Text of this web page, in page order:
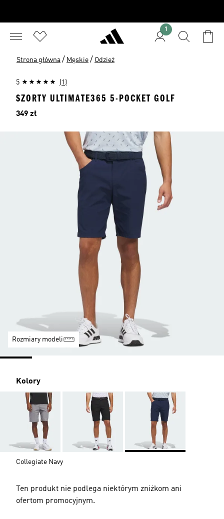
1
Strona główna / Męskie / Odzież
5 (1)
SZORTY ULTIMATE365 5-POCKET GOLF
Cena
349 zł
Rozmiary modeli
Kolory
Collegiate Navy
Ten produkt nie podlega niektórym zniżkom ani
ofertom promocyjnym.